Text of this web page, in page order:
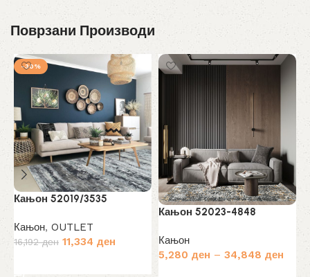
Поврзани Производи
-30%
Кањон 52019/3535
Кањон, OUTLET
16,192ден Original
11,334 ден
Кањон 52023-4848
Кањон
5,280 ден – 34,848 ден